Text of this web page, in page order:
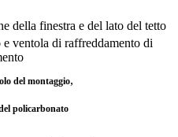
della finestra e del lato del tetto
e ventola di raffreddamento di
del montaggio,
policarbonato